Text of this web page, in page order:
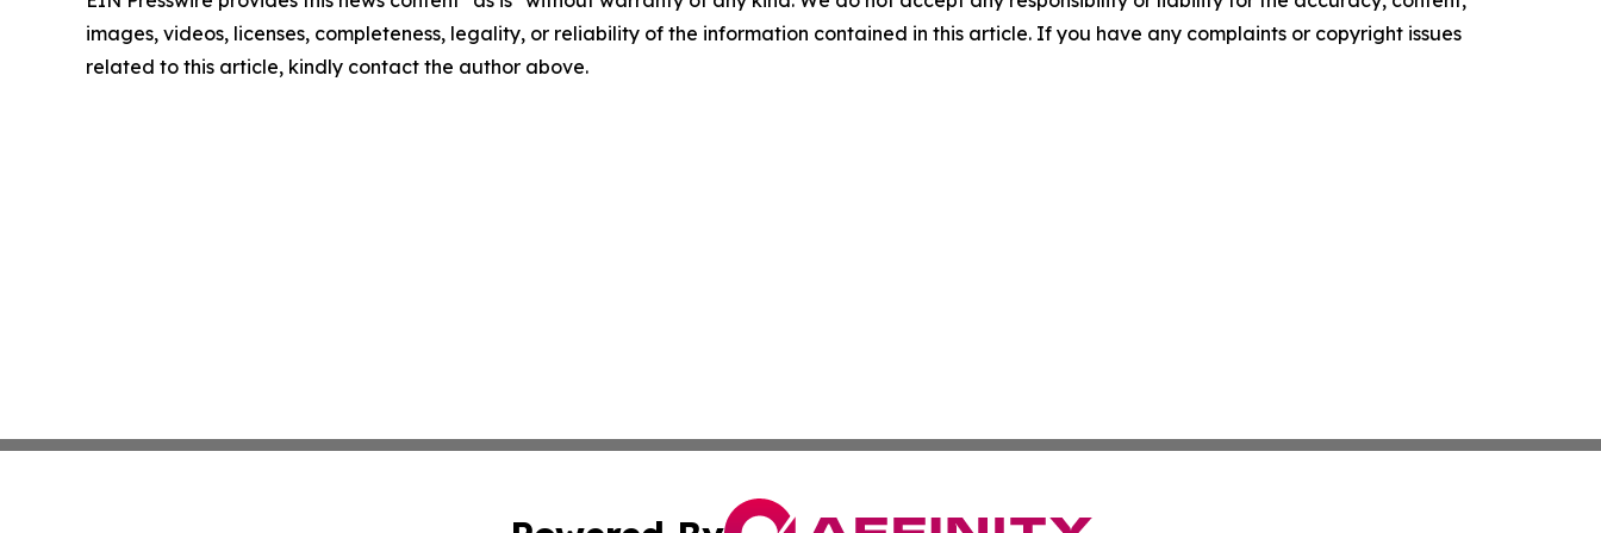
images, videos, licenses, completeness, legality, or reliability of the information contained in this article. If you have any complaints or copyright issues
related to this article, kindly contact the author above.